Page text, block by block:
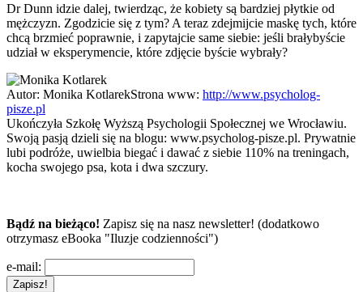
Dr Dunn idzie dalej, twierdząc, że kobiety są bardziej płytkie od
mężczyzn. Zgodzicie się z tym? A teraz zdejmijcie maskę tych, które
chcą brzmieć poprawnie, i zapytajcie same siebie: jeśli brałybyście
udział w eksperymencie, które zdjęcie byście wybrały?
Autor: Monika KotlarekStrona www: http://www.psycholog-
pisze.pl
Ukończyła Szkołę Wyższą Psychologii Społecznej we Wrocławiu.
Swoją pasją dzieli się na blogu: www.psycholog-pisze.pl. Prywatnie
lubi podróże, uwielbia biegać i dawać z siebie 110% na treningach,
kocha swojego psa, kota i dwa szczury.
Bądź na bieżąco! Zapisz się na nasz newsletter! (dodatkowo
otrzymasz eBooka "Iluzje codzienności")
e-mail: